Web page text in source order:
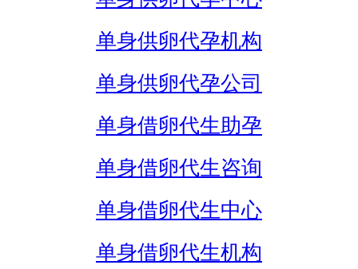
单身供卵代孕机构
单身供卵代孕公司
单身借卵代生助孕
单身借卵代生咨询
单身借卵代生中心
单身借卵代生机构